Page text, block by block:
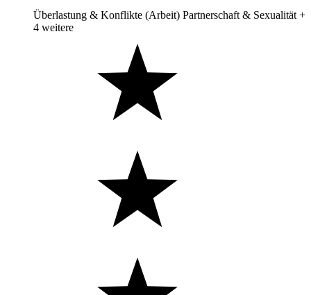
Überlastung & Konflikte (Arbeit) Partnerschaft & Sexualität +
4 weitere